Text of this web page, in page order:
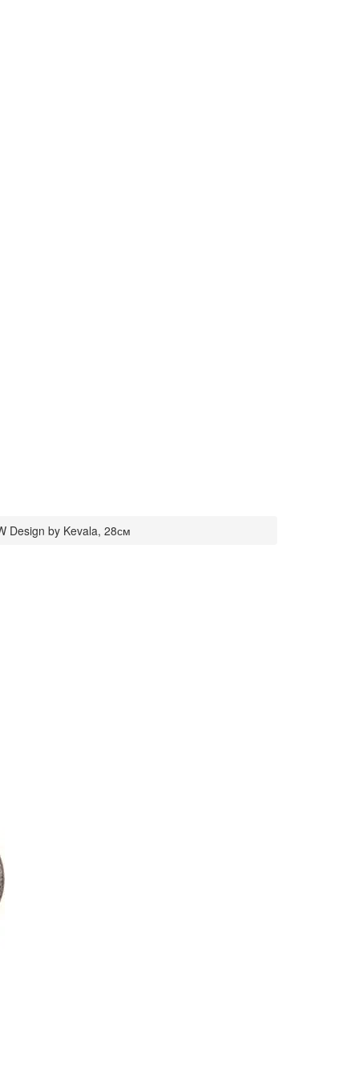
Design by Kevala, 28см